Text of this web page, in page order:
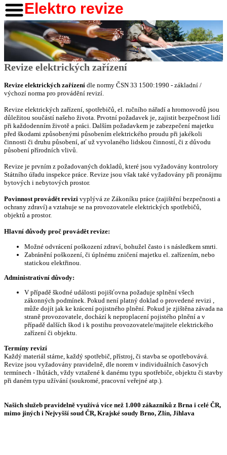
Elektro revize
Revize elektrických zařízení
Revize elektrických zařízení dle normy ČSN 33 1500:1990 - základní /
výchozí norma pro provádění revizí.
Revize elektrických zařízení, spotřebičů, el. ručního nářadí a hromosvodů jsou
důležitou součástí našeho života. Prvotní požadavek je, zajistit bezpečnost lidí
při každodenním životě a práci. Dalším požadavkem je zabezpečení majetku
před škodami způsobenými působením elektrického proudu při jakékoli
činnosti či druhu působení, ať už vyvolaného lidskou činností, či z důvodu
působení přírodních vlivů.
Revize je prvním z požadovaných dokladů, které jsou vyžadovány kontrolory
Státního úřadu inspekce práce. Revize jsou však také vyžadovány při pronájmu
bytových i nebytových prostor.
Povinnost provádět revizi vyplývá ze Zákoníku práce (zajištění bezpečnosti a
ochrany zdraví) a vztahuje se na provozovatele elektrických spotřebičů,
objektů a prostor.
Hlavní důvody proč provádět revize:
Možné odvrácení poškození zdraví, bohužel často i s následkem smrti.
Zabránění poškození, či úplnému zničení majetku el. zařízením, nebo
statickou elektřinou.
Administrativní důvody:
V případě škodné události pojišťovna požaduje splnění všech
zákonných podmínek. Pokud není platný doklad o provedené revizi ,
může dojít jak ke krácení pojistného plnění. Pokud je zjištěna závada na
straně provozovatele, dochází k neproplacení pojistého plnění a v
případě dalších škod i k postihu provozovatele/majitele elektrického
zařízení či objektu.
Termíny revizí
Každý materiál stárne, každý spotřebič, přístroj, či stavba se opotřebovává.
Revize jsou vyžadovány pravidelně, dle norem v individuálních časových
termínech - lhůtách, vždy vztažené k danému typu spotřebiče, objektu či stavby
při daném typu užívání (soukromé, pracovní veřejné atp.).
Našich služeb pravidelně využívá více než 1.000 zákazníků z Brna i celé ČR,
mimo jiných i Nejvyšší soud ČR, Krajské soudy Brno, Zlín, Jihlava